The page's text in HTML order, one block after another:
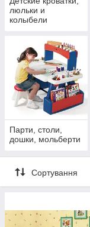
люльки и
колыбели
Парти, столи,
дошки, мольберти
Сортування